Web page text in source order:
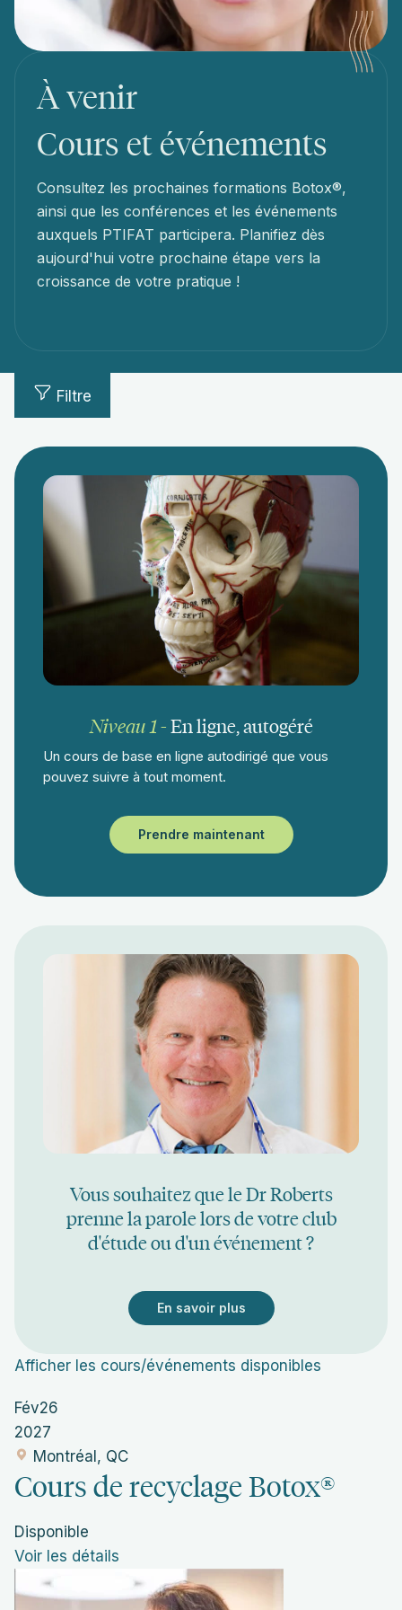
À venir
Cours et événements
Consultez les prochaines formations Botox®,
ainsi que les conférences et les événements
auxquels PTIFAT participera. Planifiez dès
aujourd'hui votre prochaine étape vers la
croissance de votre pratique !
Filtre
Niveau 1-En ligne, autogéré
Un cours de base en ligne autodirigé que vous
pouvez suivre à tout moment.
Prendre maintenant
Vous souhaitez que le Dr Roberts
prenne la parole lors de votre club
d'étude ou d'un événement ?
En savoir plus
Afficher les cours/événements disponibles
Fév26
2027
Montréal, QC
Cours de recyclage Botox®
Disponible
Voir les détails